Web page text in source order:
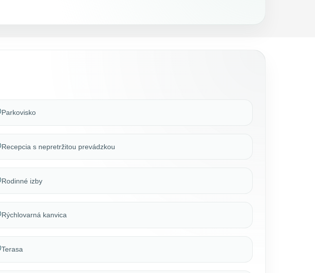
Parkovisko
Recepcia s nepretržitou prevádzkou
Rodinné izby
Rýchlovarná kanvica
Terasa